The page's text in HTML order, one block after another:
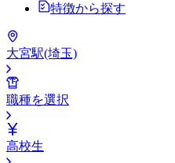
特徴から探す
大宮駅(埼玉)
職種を選択
高校生